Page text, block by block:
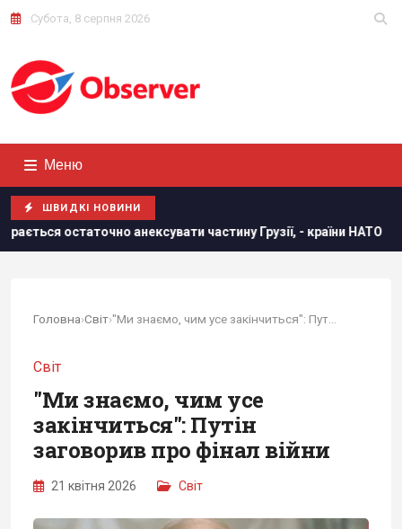
Субота, 8 серпня 2026
Меню
ШВИДКІ НОВИНИ
частину Грузії, - країни НАТО В результаті
Головна›Світ›
Світ
"Ми знаємо, чим усе
закінчиться": Путін
заговорив про фінал війни
21 квітня 2026 Світ